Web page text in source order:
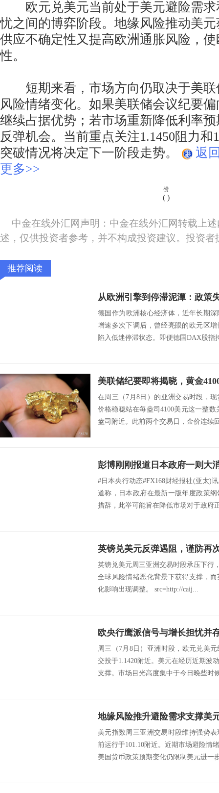
欧元兑美元当前处于美元避险需求
忧之间的博弈阶段。地缘风险推动美
供应不确定性又提高欧洲通胀风险，
性。
短期来看，市场方向仍取决于美联
风险情绪变化。如果美联储会议纪要
继续占据优势；若市场重新降低利率
反弹机会。当前重点关注1.1450阻力和
突破情况将决定下一阶段走势。
返
更多>>
赞
( )
中金在线外汇网声明：中金在线外汇网转载上
述，仅供投资者参考，并不构成投资建议。投资
推荐阅读
德国作为欧洲核心经济体，近年长期
增速多次下调后，曾经亮眼的欧元区
陷入低迷停滞状态。即便德国DAX股指
在周三（7月8日）的亚洲交易时段，
价格稳稳站在每盎司4100美元这一整
盎司附近。此前两个交易日，金价连续
#日本央行动态#FX168财经报社(亚太)
道称，日本政府在最新一版年度政策
措辞，此举可能旨在降低市场对于政府
英镑兑美元反弹遇阻，谨防再
英镑兑美元周三亚洲交易时段承压下行
全球风险情绪恶化背景下获得支撑，
化影响出现调整。 src=http://caij...
周三（7月8日）亚洲时段，欧元兑美
交投于1.1420附近。美元在经历近期波
支撑。市场目光高度集中于今日晚些时
美元指数周三亚洲交易时段维持强势
前运行于101.10附近。近期市场避险情
美国货币政策预期变化仍限制美元进一